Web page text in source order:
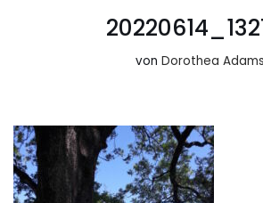
von Dorothea Adams